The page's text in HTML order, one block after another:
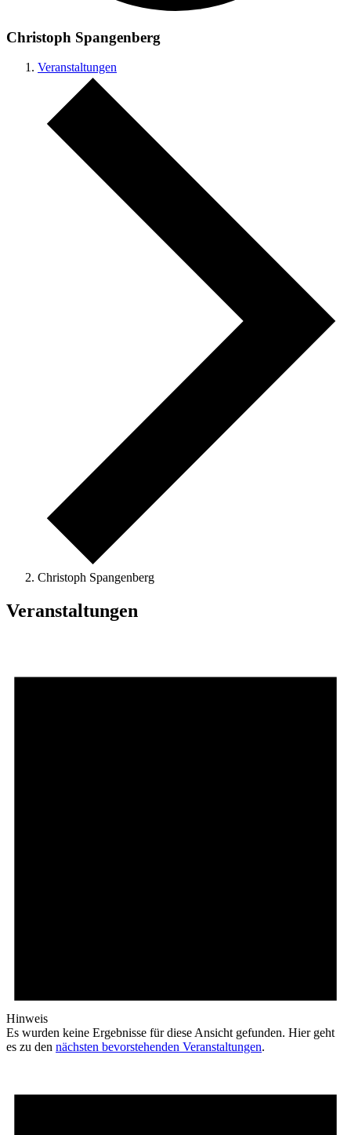
Christoph Spangenberg
Veranstaltungen
Christoph Spangenberg
Veranstaltungen
Hinweis
Es wurden keine Ergebnisse für diese Ansicht gefunden. Hier geht
es zu den nächsten bevorstehenden Veranstaltungen.